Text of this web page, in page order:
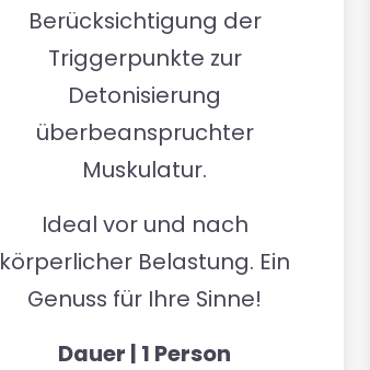
Berücksichtigung der
Triggerpunkte zur
Detonisierung
überbeanspruchter
Muskulatur.
Ideal vor und nach
körperlicher Belastung. Ein
Genuss für Ihre Sinne!
Dauer | 1 Person